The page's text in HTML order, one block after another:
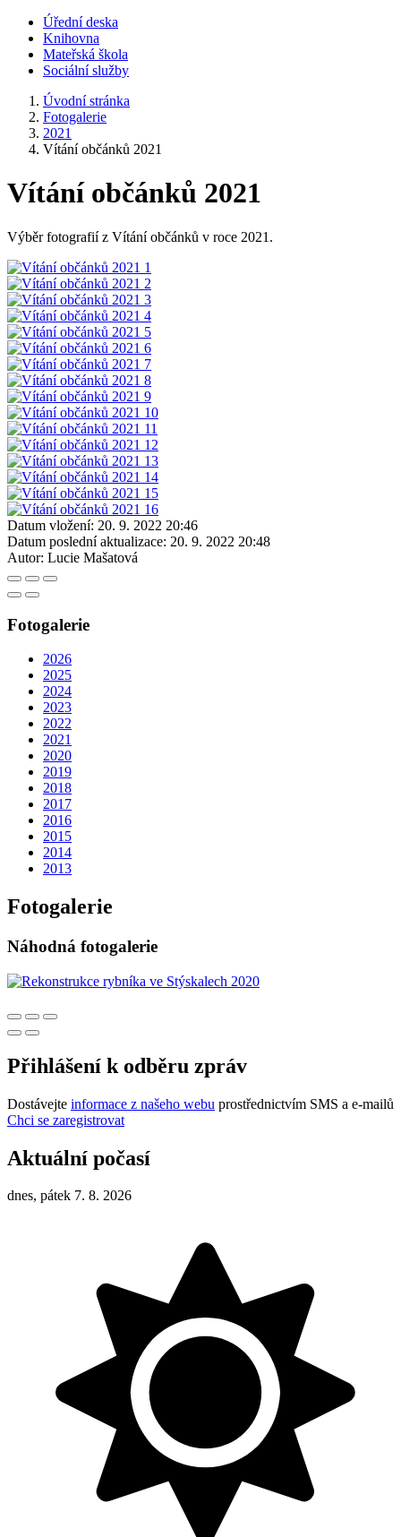
Úřední deska
Knihovna
Mateřská škola
Sociální služby
Úvodní stránka
Fotogalerie
2021
Vítání občánků 2021
Vítání občánků 2021
Výběr fotografií z Vítání občánků v roce 2021.
Datum vložení: 20. 9. 2022 20:46
Datum poslední aktualizace: 20. 9. 2022 20:48
Autor: Lucie Mašatová
Fotogalerie
2026
2025
2024
2023
2022
2021
2020
2019
2018
2017
2016
2015
2014
2013
Fotogalerie
Náhodná fotogalerie
Přihlášení k odběru zpráv
Dostávejte informace z našeho webu prostřednictvím SMS a e-mailů
Chci se zaregistrovat
Aktuální počasí
dnes, pátek 7. 8. 2026